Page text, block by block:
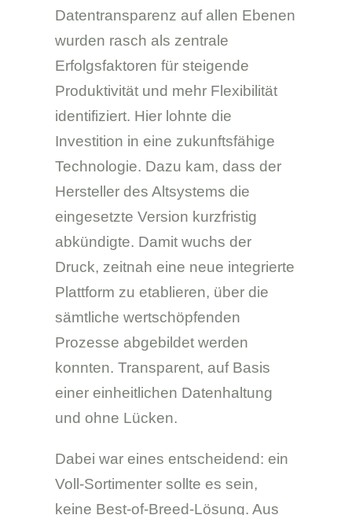
Datentransparenz auf allen Ebenen
wurden rasch als zentrale
Erfolgsfaktoren für steigende
Produktivität und mehr Flexibilität
identifiziert. Hier lohnte die
Investition in eine zukunftsfähige
Technologie. Dazu kam, dass der
Hersteller des Altsystems die
eingesetzte Version kurzfristig
abkündigte. Damit wuchs der
Druck, zeitnah eine neue integrierte
Plattform zu etablieren, über die
sämtliche wertschöpfenden
Prozesse abgebildet werden
konnten. Transparent, auf Basis
einer einheitlichen Datenhaltung
und ohne Lücken.
Dabei war eines entscheidend: ein
Voll-Sortimenter sollte es sein,
keine Best-of-Breed-Lösung. Aus